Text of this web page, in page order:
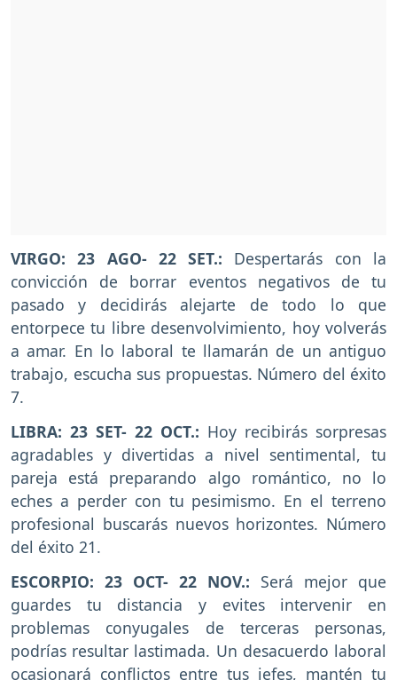
VIRGO: 23 AGO- 22 SET.: Despertarás con la
convicción de borrar eventos negativos de tu
pasado y decidirás alejarte de todo lo que
entorpece tu libre desenvolvimiento, hoy volverás
a amar. En lo laboral te llamarán de un antiguo
trabajo, escucha sus propuestas. Número del éxito
7.
LIBRA: 23 SET- 22 OCT.: Hoy recibirás sorpresas
agradables y divertidas a nivel sentimental, tu
pareja está preparando algo romántico, no lo
eches a perder con tu pesimismo. En el terreno
profesional buscarás nuevos horizontes. Número
del éxito 21.
ESCORPIO: 23 OCT- 22 NOV.: Será mejor que
guardes tu distancia y evites intervenir en
problemas conyugales de terceras personas,
podrías resultar lastimada. Un desacuerdo laboral
ocasionará conflictos entre tus jefes, mantén tu